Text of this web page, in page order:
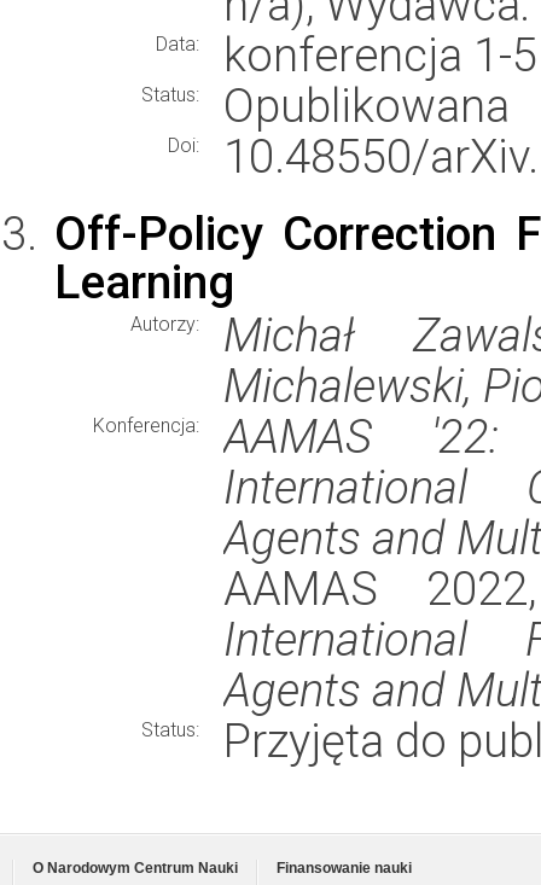
Data: konferencja 1-
Status: Opublikowana
Doi:
10.48550/
Off-Policy Correction
Learning
Autorzy:
Michał
Michalewski,
Konferencja:
AAMAS
International
Agents and
AAMAS
International
Agents and
Status: Przyjęta do
O Narodowym Centrum Nauki
Finansowanie nauki